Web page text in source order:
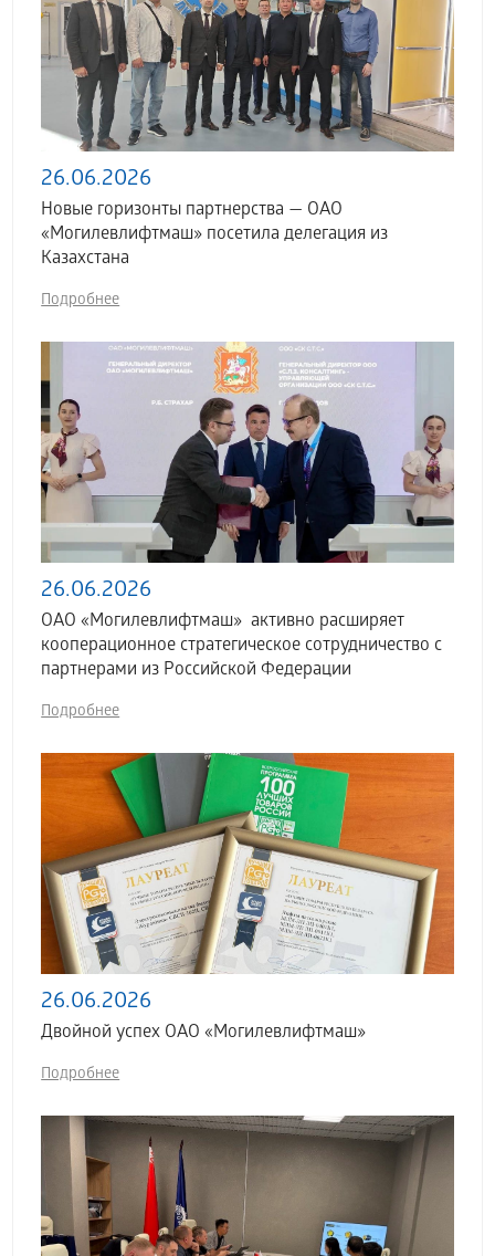
26.06.2026
Новые горизонты партнерства — ОАО
«Могилевлифтмаш» посетила делегация из
Казахстана
Подробнее
26.06.2026
ОАО «Могилевлифтмаш» активно расширяет
кооперационное стратегическое сотрудничество с
партнерами из Российской Федерации
Подробнее
26.06.2026
Двойной успех ОАО «Могилевлифтмаш»
Подробнее